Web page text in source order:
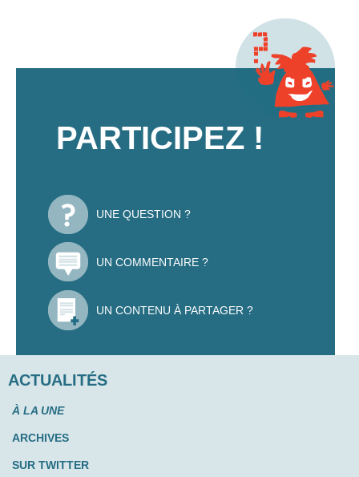
PARTICIPEZ !
UNE QUESTION ?
UN COMMENTAIRE ?
UN CONTENU À PARTAGER ?
ACTUALITÉS
À LA UNE
ARCHIVES
SUR TWITTER